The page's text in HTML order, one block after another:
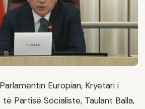
Europian, Kryetari i
Partisë Socialiste, Taulant Balla,